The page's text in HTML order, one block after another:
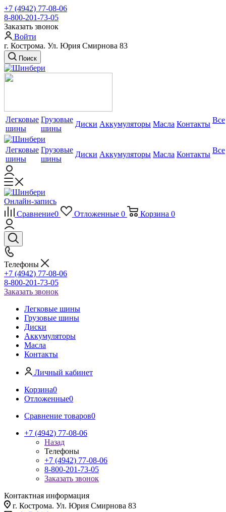
+7 (4942) 77-08-06
8-800-201-73-05
Заказать звонок
Войти
г. Кострома. Ул. Юрия Смирнова 83
Поиск
Легковые
шины
Грузовые
шины
Диски Аккумуляторы Масла Контакты Все
Легковые
шины
Грузовые
шины
Диски Аккумуляторы Масла Контакты Все
Онлайн-запись
Сравнение0 Отложенные 0 Корзина 0
Телефоны
+7 (4942) 77-08-06
8-800-201-73-05
Заказать звонок
Легковые шины
Грузовые шины
Диски
Аккумуляторы
Масла
Контакты
Личный кабинет
Корзина0
Отложенные0
Сравнение товаров0
+7 (4942) 77-08-06
Назад
Телефоны
+7 (4942) 77-08-06
8-800-201-73-05
Заказать звонок
Контактная информация
г. Кострома. Ул. Юрия Смирнова 83